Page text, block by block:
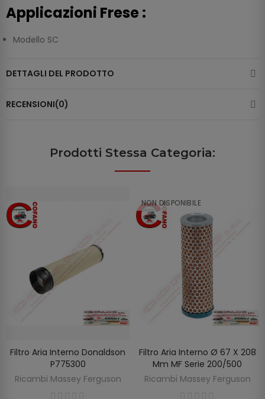
Applicazioni Frese :
Modello SC
DETTAGLI DEL PRODOTTO
RECENSIONI(0)
Prodotti Stessa Categoria:
AGGIUNGI AL CARRELLO
Filtro Aria Interno Donaldson
P775300
Ricambi Massey Ferguson
NON DISPONIBILE
SCOPRIRE
Filtro Aria Interno Ø 67 X 208
Mm MF Serie 200/500
Ricambi Massey Ferguson